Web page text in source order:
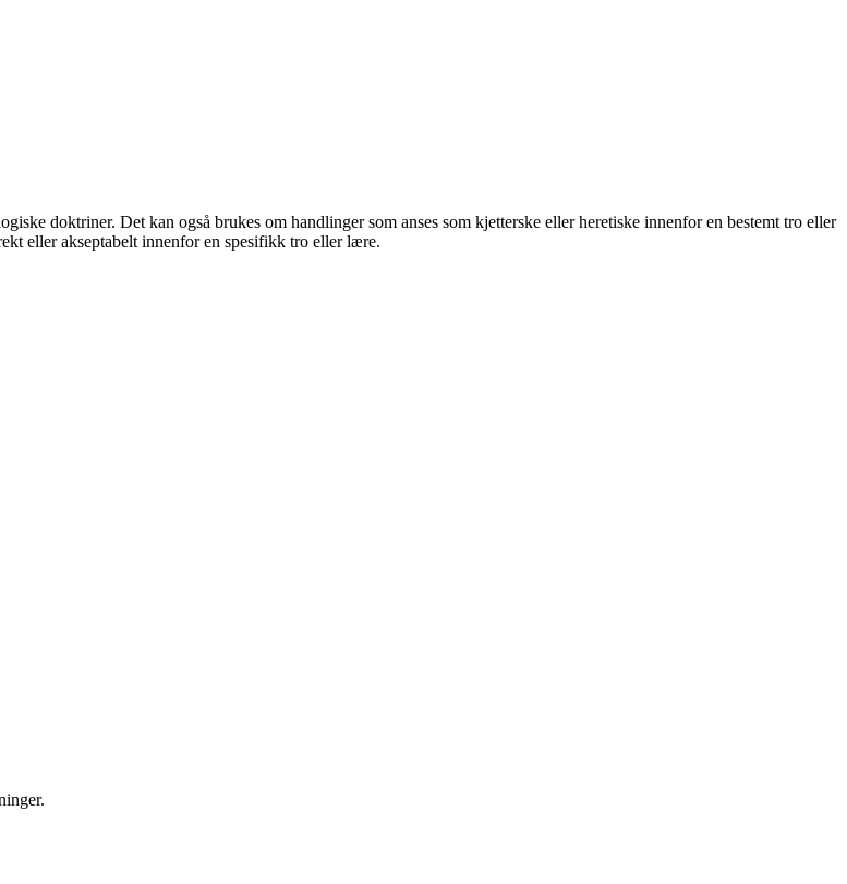
doktriner. Det kan også brukes om handlinger som anses som kjetterske eller heretiske innenfor en bestemt tro eller
eller akseptabelt innenfor en spesifikk tro eller lære.